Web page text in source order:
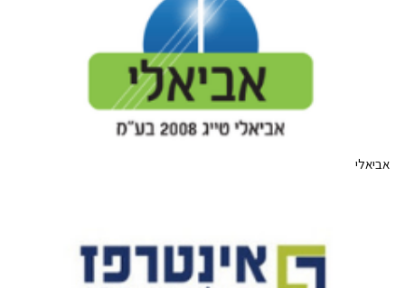
אביאלי